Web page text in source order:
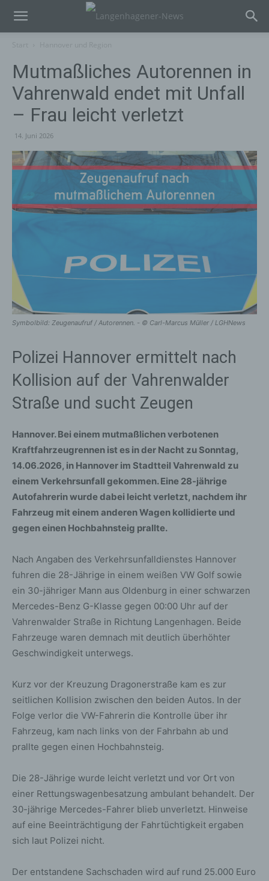
Mutmaßliches Autorennen in
Vahrenwald endet mit Unfall
– Frau leicht verletzt
14. Juni 2026
Symbolbild: Zeugenaufruf / Autorennen. - © Carl-Marcus Müller / LGHNews
Polizei Hannover ermittelt nach
Kollision auf der Vahrenwalder
Straße und sucht Zeugen
Hannover. Bei einem mutmaßlichen verbotenen
Kraftfahrzeugrennen ist es in der Nacht zu Sonntag,
14.06.2026, in Hannover im Stadtteil Vahrenwald zu
einem Verkehrsunfall gekommen. Eine 28-jährige
Autofahrerin wurde dabei leicht verletzt, nachdem ihr
Fahrzeug mit einem anderen Wagen kollidierte und
gegen einen Hochbahnsteig prallte.
Nach Angaben des Verkehrsunfalldienstes Hannover
fuhren die 28-Jährige in einem weißen VW Golf sowie
ein 30-jähriger Mann aus Oldenburg in einer schwarzen
Mercedes-Benz G-Klasse gegen 00:00 Uhr auf der
Vahrenwalder Straße in Richtung Langenhagen. Beide
Fahrzeuge waren demnach mit deutlich überhöhter
Geschwindigkeit unterwegs.
Kurz vor der Kreuzung Dragonerstraße kam es zur
seitlichen Kollision zwischen den beiden Autos. In der
Folge verlor die VW-Fahrerin die Kontrolle über ihr
Fahrzeug, kam nach links von der Fahrbahn ab und
prallte gegen einen Hochbahnsteig.
Die 28-Jährige wurde leicht verletzt und vor Ort von
einer Rettungswagenbesatzung ambulant behandelt. Der
30-jährige Mercedes-Fahrer blieb unverletzt. Hinweise
auf eine Beeinträchtigung der Fahrtüchtigkeit ergaben
sich laut Polizei nicht.
Der entstandene Sachschaden wird auf rund 25.000 Euro